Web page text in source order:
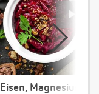
Eisen, Magnesium &